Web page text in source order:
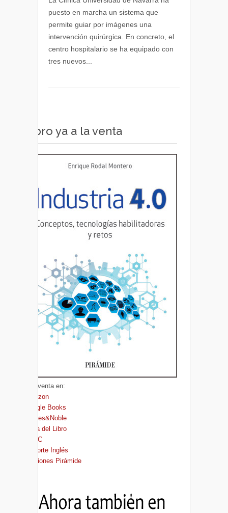
Navarra
incorpora
tecnología
puesto en marcha un sistema que
permite guiar por imágenes una
intervención quirúrgica. En concreto, el
centro hospitalario se ha equipado con
tres nuevos...
Libro ya a la venta
A la venta en:
Amazon
Google Books
Barnes&Noble
Casa del Libro
FNAC
El Corte Inglés
Ediciones Pirámide